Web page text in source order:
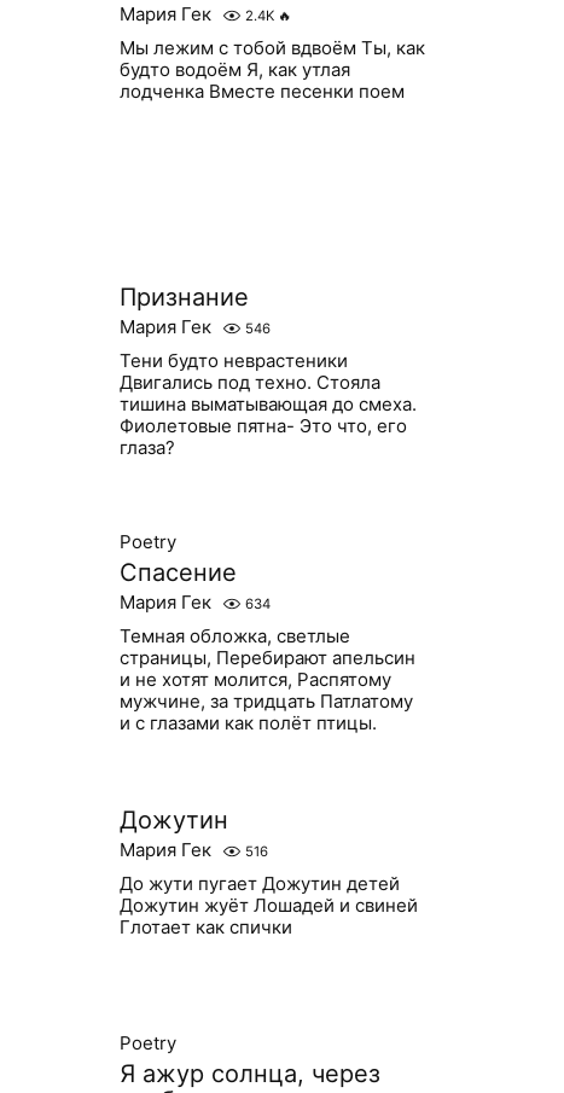
Мария Гек 2.4K 🔥
Мы лежим с тобой вдвоём Ты, как
будто водоём Я, как утлая
лодченка Вместе песенки поем
Признание
Мария Гек 546
Тени будто неврастеники
Двигались под техно. Стояла
тишина выматывающая до смеха.
Фиолетовые пятна- Это что, его
глаза?
Poetry
Спасение
Мария Гек 634
Темная обложка, светлые
страницы, Перебирают апельсин
и не хотят молится, Распятому
мужчине, за тридцать Патлатому
и с глазами как полёт птицы.
Дожутин
Мария Гек 516
До жути пугает Дожутин детей
Дожутин жуёт Лошадей и свиней
Глотает как спички
Poetry
Я ажур солнца, через